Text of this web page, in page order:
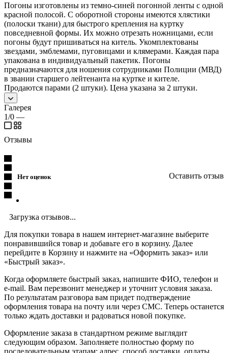
Погоны изготовлены из темно-синей погонной ленты с одной
красной полосой. С оборотной стороны имеются хлястики
(полоски ткани) для быстрого крепления на куртку
повседневной формы. Их можно отрезать ножницами, если
погоны будут пришиваться на китель. Укомплектованы
звездами, эмблемами, пуговицами и клямерами. Каждая пара
упакована в индивидуальный пакетик. Погоны
предназначаются для ношения сотрудниками Полиции (МВД)
в звании старшего лейтенанта на куртке и кителе.
Продаются парами (2 штуки). Цена указана за 2 штуки.
Галерея
1/0 —
Отзывы
Нет оценок Оставить отзыв
Загрузка отзывов...
Для покупки товара в нашем интернет-магазине выберите
понравившийся товар и добавьте его в корзину. Далее
перейдите в Корзину и нажмите на «Оформить заказ» или
«Быстрый заказ».
Когда оформляете быстрый заказ, напишите ФИО, телефон и
e-mail. Вам перезвонит менеджер и уточнит условия заказа.
По результатам разговора вам придет подтверждение
оформления товара на почту или через СМС. Теперь останется
только ждать доставки и радоваться новой покупке.
Оформление заказа в стандартном режиме выглядит
следующим образом. Заполняете полностью форму по
последовательным этапам: адрес, способ доставки, оплаты,